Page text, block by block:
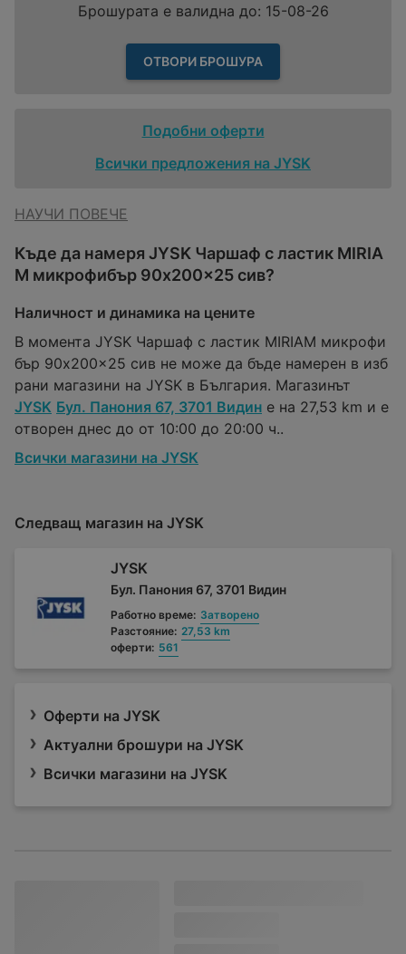
Брошурата е валидна до: 15-08-26
ОТВОРИ БРОШУРА
Подобни оферти
Всички предложения на JYSK
НАУЧИ ПОВЕЧЕ
Къде да намеря JYSK Чаршаф с ластик MIRIA
M микрофибър 90x200x25 сив?
Наличност и динамика на цените
В момента JYSK Чаршаф с ластик MIRIAM микрофи
бър 90x200x25 сив не може да бъде намерен в изб
рани магазини на JYSK в България. Магазинът
JYSK Бул. Панония 67, 3701 Видин е на 27,53 km и е
отворен днес до от 10:00 до 20:00 ч..
Всички магазини на JYSK
Следващ магазин на JYSK
JYSK
Бул. Панония 67, 3701 Видин
Работно време: Затворено
Разстояние: 27,53 km
оферти: 561
Оферти на JYSK
Актуални брошури на JYSK
Всички магазини на JYSK